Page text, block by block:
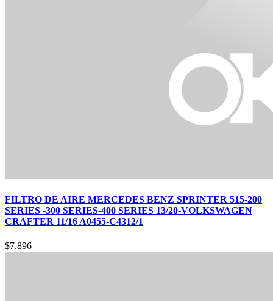
FILTRO DE AIRE MERCEDES BENZ SPRINTER 515-200
SERIES -300 SERIES-400 SERIES 13/20-VOLKSWAGEN
CRAFTER 11/16 A0455-C4312/1
$7.896